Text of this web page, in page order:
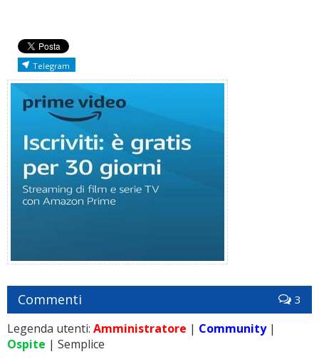
Telegram
Commenti 3
Legenda utenti: Amministratore | Community|
Ospite | Semplice